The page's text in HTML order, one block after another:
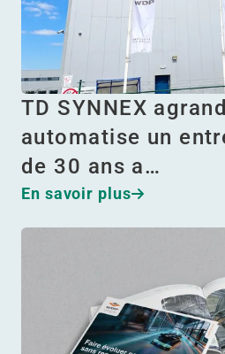
TD SYNNEX
automatise un
de 30 ans a…
En savoir plus